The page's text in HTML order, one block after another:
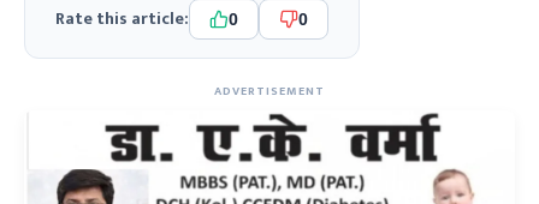
Rate this article: 0 0
ADVERTISEMENT